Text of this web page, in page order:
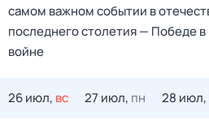
самом важном событии в
последнего столетия — Победе
войне
26 июл, вс 27 июл, пн 28 июл,